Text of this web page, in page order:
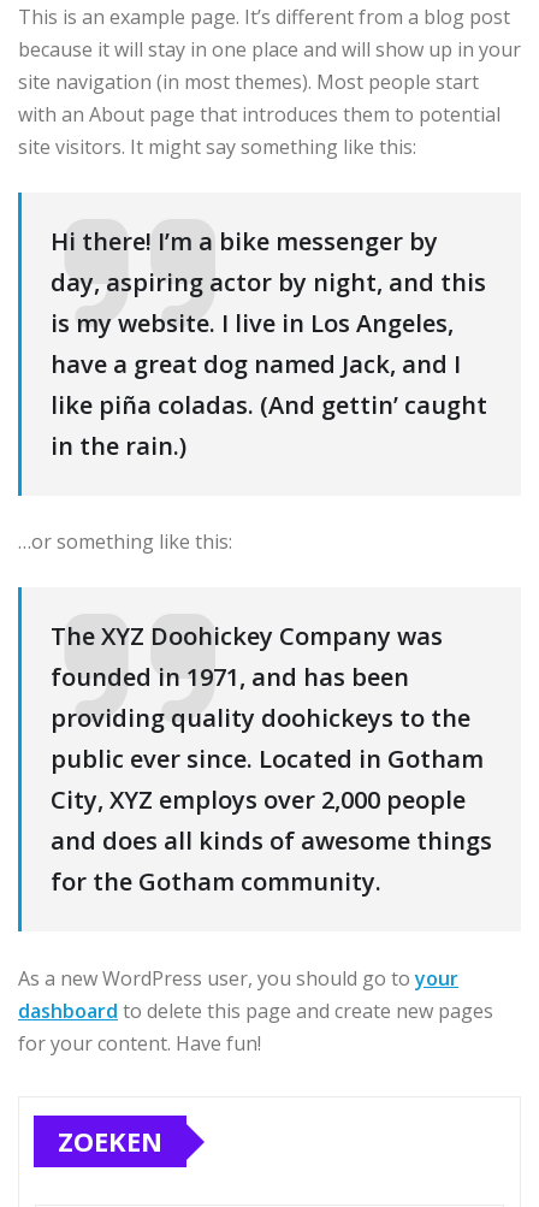
This is an example page. It’s different from a blog post
because it will stay in one place and will show up in your
site navigation (in most themes). Most people start
with an About page that introduces them to potential
site visitors. It might say something like this:
Hi there! I’m a bike messenger by
day, aspiring actor by night, and this
is my website. I live in Los Angeles,
have a great dog named Jack, and I
like piña coladas. (And gettin’ caught
in the rain.)
…or something like this:
The XYZ Doohickey Company was
founded in 1971, and has been
providing quality doohickeys to the
public ever since. Located in Gotham
City, XYZ employs over 2,000 people
and does all kinds of awesome things
for the Gotham community.
As a new WordPress user, you should go toyour
dashboard to delete this page and create new pages
for your content. Have fun!
ZOEKEN